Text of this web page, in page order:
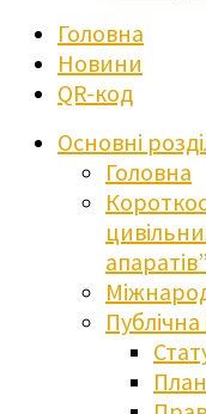
Головна
Новини
QR-код
Основні
Головна
апаратів”